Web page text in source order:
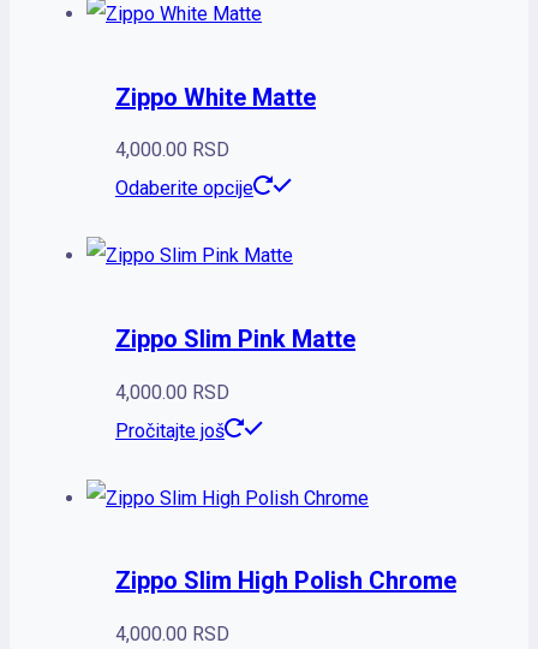
Zippo White Matte
4,000.00 RSD
Odaberite opcije
Zippo Slim Pink Matte
4,000.00 RSD
Pročitajte još
Zippo Slim High Polish Chrome
4,000.00 RSD